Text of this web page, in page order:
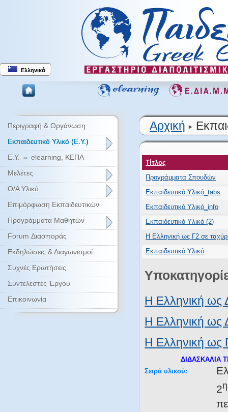
Ελληνικά
Περιγραφή & Οργάνωση
Εκπαιδευτικό Υλικό (Ε.Υ.)
Ε.Υ. ⇔ elearning, ΚΕΠΑ
Μελέτες
Ο/Α Υλικό
Επιμόρφωση Εκπαιδευτικών
Προγράμματα Μαθητών
Forum Διασποράς
Εκδηλώσεις & Διαγωνισμοί
Συχνές Ερωτήσεις
Συντελεστές Έργου
Επικοινωνία
Αρχική
Τίτλος
Προγράμματα Σπουδών
Εκπαιδευτικό Υλικό_tabs
Εκπαιδευτικό Υλικό_info
Εκπαιδευτικό Υλικό (2)
Η Ελληνική ως Γ2 σε
Εκπαιδευτικό Υλικό
Η Ελληνική ως
Η Ελληνική ως
Η Ελληνική ως
ΔΙΔΑΣΚΑΛΙΑ
Σειρά υλικού:
2η